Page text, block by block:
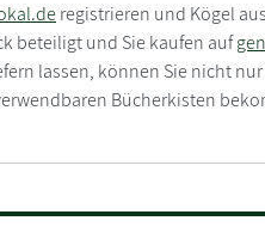
registrieren und Kögel
beteiligt und Sie kaufen auf
lassen, können Sie nicht
Bücherkisten